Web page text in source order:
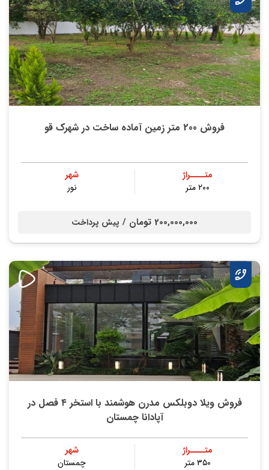
فروش 200 متر زمین آماده ساخت در شهرک قو
متــــراژ
۲۰۰ متر
شهر
نور
200,000,000 تومان / پیش پرداخت
فروش ویلا دوبلکس مدرن هوشمند با استخر ۴ فصل در
آپادانا چمستان
متــــراژ
۳۵۰ متر
شهر
چمستان